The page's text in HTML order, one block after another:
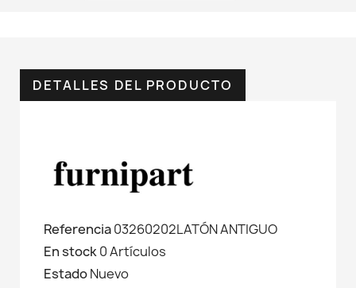
DETALLES DEL PRODUCTO
Referencia03260202LATÓN ANTIGUO
En stock0 Artículos
EstadoNuevo